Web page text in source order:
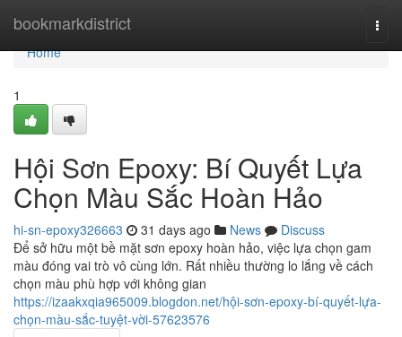
bookmarkdistrict
Home
Home
1
Hội Sơn Epoxy: Bí Quyết Lựa
Chọn Màu Sắc Hoàn Hảo
hi-sn-epoxy326663 31 days ago News
Discuss
Để sở hữu một bề mặt sơn epoxy hoàn hảo, việc lựa chọn gam
màu đóng vai trò vô cùng lớn. Rất nhiều thường lo lắng về cách
chọn màu phù hợp với không gian
https://izaakxqia965009.blogdon.net/hội-sơn-epoxy-bí-quyết-lựa-
chọn-màu-sắc-tuyệt-vời-57623576